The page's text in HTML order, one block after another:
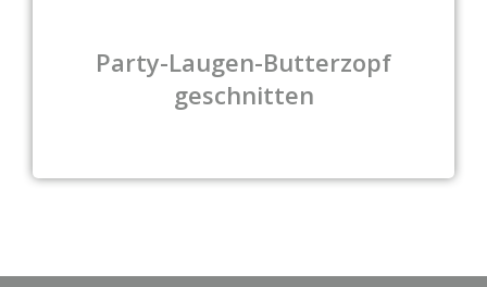
Party-Laugen-Butterzopf
geschnitten